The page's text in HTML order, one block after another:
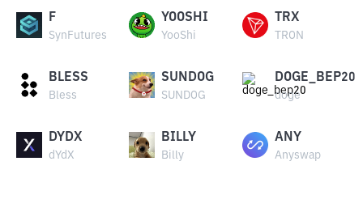
F
SynFutures
YOOSHI
YooShi
TRX
TRON
BLESS
Bless
SUNDOG
SUNDOG
DOGE_BEP20
doge
DYDX
dYdX
BILLY
Billy
ANY
Anyswap